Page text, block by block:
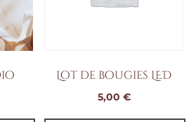
Lot de bougies LED
5,00 €